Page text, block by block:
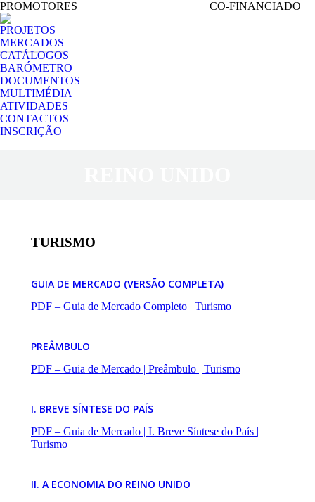
PROMOTORES
CO-FINANCIADO
PROJETOS
MERCADOS
CATÁLOGOS
BARÓMETRO
DOCUMENTOS
MULTIMÉDIA
ATIVIDADES
CONTACTOS
INSCRIÇÃO
TURISMO
GUIA DE MERCADO (VERSÃO COMPLETA)
PDF – Guia de Mercado Completo | Turismo
PREÂMBULO
PDF – Guia de Mercado | Preâmbulo | Turismo
I. BREVE SÍNTESE DO PAÍS
PDF – Guia de Mercado | I. Breve Síntese do País |
Turismo
II. A ECONOMIA DO REINO UNIDO